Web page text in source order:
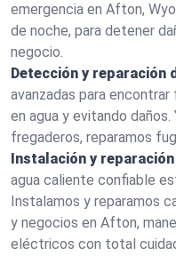
emergencia en Afton,
de noche, para detener
negocio.
Detección y reparación
avanzadas para
en agua y evitando
fregaderos, reparamos
Instalación y
agua caliente confiable
Instalamos y reparamos
y negocios en Afton,
eléctricos con total